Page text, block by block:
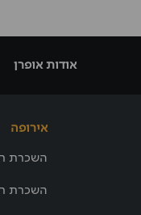
אודות אופרן
אירופה
השכרת
השכרת